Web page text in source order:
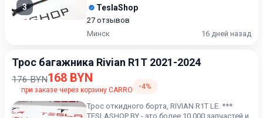
3 TeslaShop
27 отзывов
Минск
16 дней назад
Трос багажника Rivian R1T 2021-2024
176 BYN168 BYN
при заказе через корзину CARRO -4%
Трос откидного борта, RIVIAN R1T LE. ***
TESLASHOP BY - это более 10 000 запчастей и